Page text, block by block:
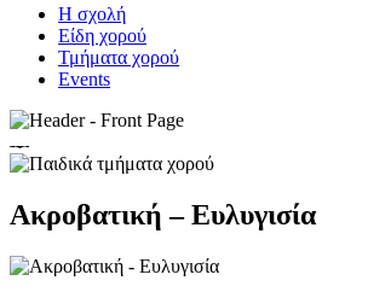
Η σχολή
Είδη χορού
Τμήματα χορού
Events
Ακροβατική – Ευλυγισία